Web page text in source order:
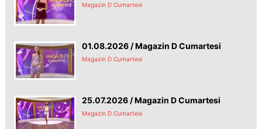
Magazin D Cumartesi
01.08.2026 / Magazin D Cumartesi
Magazin D Cumartesi
25.07.2026 / Magazin D Cumartesi
Magazin D Cumartesi